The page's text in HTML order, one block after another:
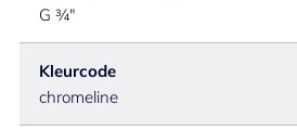
G ¾"
Kleurcode
chromeline